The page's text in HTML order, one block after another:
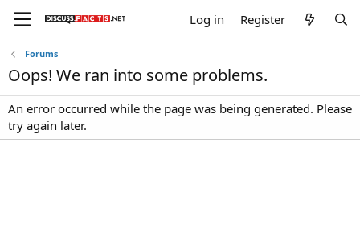
Log in Register
Forums
Oops! We ran into some problems.
An error occurred while the page was being generated. Please
try again later.